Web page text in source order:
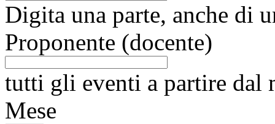
Digita una parte, anche di
Proponente (docente)
tutti gli eventi a partire dal
Mese